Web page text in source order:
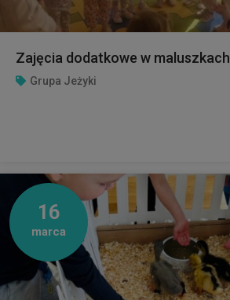
Zajęcia dodatkowe w maluszkach
Grupa Jeżyki
16
marca